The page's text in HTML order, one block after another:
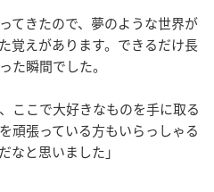
てきたので、夢のような世界が
覚えがあります。できるだけ長
た瞬間でした。
ここで大好きなものを手に取る
頑張っている方もいらっしゃる
なと思いました」